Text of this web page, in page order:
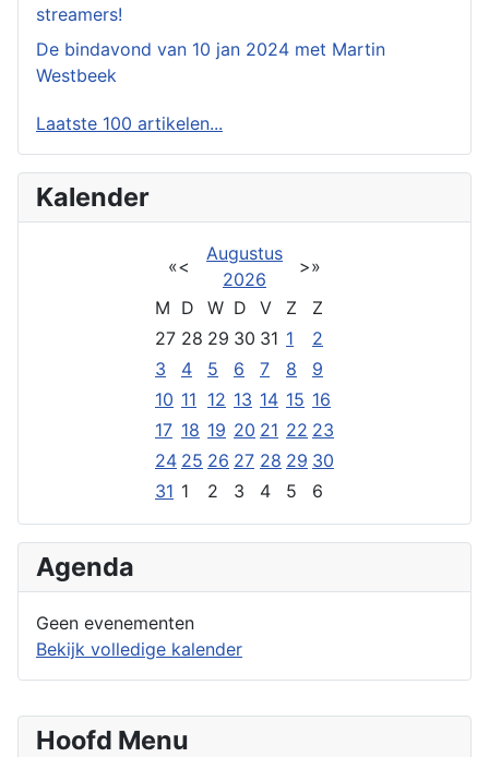
Hoofd Menu
streamers!
De bindavond van 10 jan 2024 met Martin
Westbeek
Laatste 100 artikelen...
Kalender
«<
Augustus
2026
>»
M D W D V Z
Z
27 28 29 30 31 1
2
3
4 5 6 7 8
9
10 11 12 13 14 15 16
17 18 19 20 21 22 23
24 25 26 27 28 29 30
31 1 2 3 4 5 6
Agenda
Geen evenementen
Bekijk volledige kalender